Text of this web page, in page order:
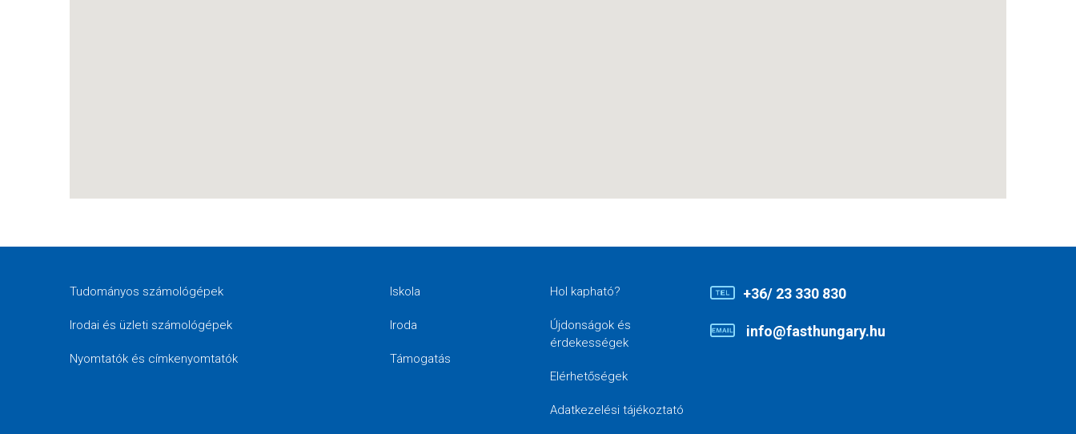
Tudományos számológépek
Irodai és üzleti számológépek
Nyomtatók és címkenyomtatók
Iskola
Iroda
Támogatás
Hol kapható?
Újdonságok és
érdekességek
Elérhetőségek
Adatkezelési tájékoztató
+36/ 23 330 830
info@fasthungary.hu